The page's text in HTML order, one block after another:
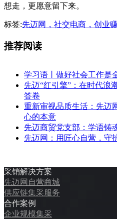
想走，更愿意留下来。
标签:先迈网，社交电商，创业
推荐阅读
学习语丨做好社会工作是
先迈“红引擎”：在时代浪
答卷
重新审视品质生活：先迈
心的本意
先迈商贸党支部：学语铸
先迈网：用匠心自营，守
采销解决方案
先迈网自营商城
供应链集采服务
合作案例
企业规模集采